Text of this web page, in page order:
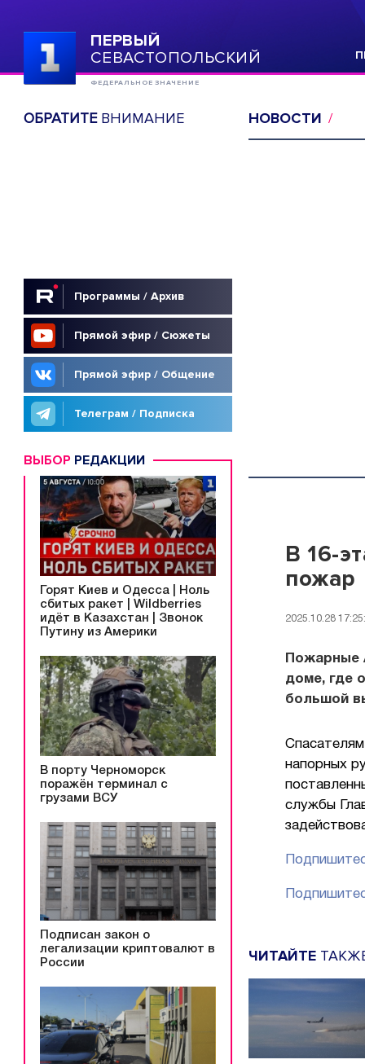
ПЕРВЫЙ
СЕВАСТОПОЛЬСКИЙ
ФЕДЕРАЛЬНОЕ ЗНАЧЕНИЕ
ОБРАТИТЕВНИМАНИЕ
Программы / Архив
Прямой эфир / Сюжеты
Прямой эфир / Общение
Телеграм / Подписка
ВЫБОР РЕДАКЦИИ
Горят Киев и Одесса | Ноль
сбитых ракет | Wildberries
идёт в Казахстан | Звонок
Путину из Америки
В порту Черноморск
поражён терминал с
грузами ВСУ
Подписан закон о
легализации криптовалют в
России
НОВОСТИ
В 16-
пожар
2025.10.28
Пожарные
доме, где
большой
напорных
службы
ЧИТАЙТЕ